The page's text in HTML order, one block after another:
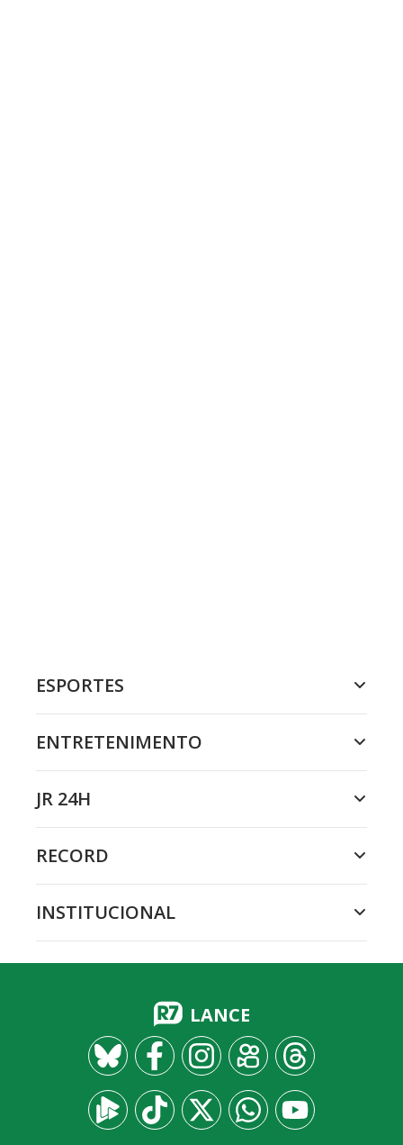
ESPORTES
ENTRETENIMENTO
JR 24H
RECORD
INSTITUCIONAL
LANCE